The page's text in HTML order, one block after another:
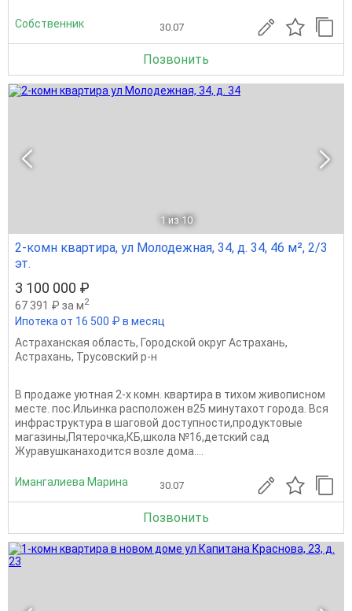
Собственник 30.07
Позвонить
1 из 10
2-комн квартира, ул Молодежная, 34, д. 34, 46 м², 2/3
эт.
3 100 000 ₽
67 391 ₽ за м2
Ипотека от 16 500 ₽ в месяц
Астраханская область, Городской округ Астрахань,
Астрахань, Трусовский р-н
В продаже уютная 2-х комн. квартира в тихом живописном
месте. пос.Ильинка расположен в25 минутахот города. Вся
инфраструктура в шаговой доступности,продуктовые
магазины,Пятерочка,КБ,школа №16,детский сад
Журавушканаходится возле дома....
Имангалиева Марина 30.07
Позвонить